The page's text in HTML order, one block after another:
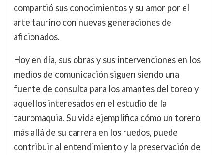
compartió sus conocimientos y su amor por el
arte taurino con nuevas generaciones de
aficionados.
Hoy en día, sus obras y sus intervenciones en los
medios de comunicación siguen siendo una
fuente de consulta para los amantes del toreo y
aquellos interesados en el estudio de la
tauromaquia. Su vida ejemplifica cómo un torero,
más allá de su carrera en los ruedos, puede
contribuir al entendimiento y la preservación de